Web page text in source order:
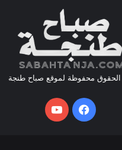
محفوظة لموقع صباح طنجة
فيسبوكيوتيوب